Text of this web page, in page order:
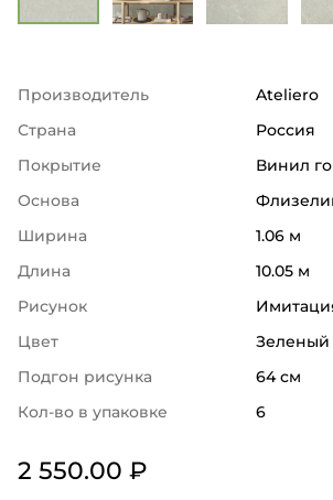
Производитель
Ateliero
Страна
Россия
Покрытие
Винил
Основа
Ширина
1.06 м
Длина
10.05 м
Рисунок
Цвет
Зеленый
Подгон рисунка
64 см
Кол-во в упаковке
6
2 550.00 ₽